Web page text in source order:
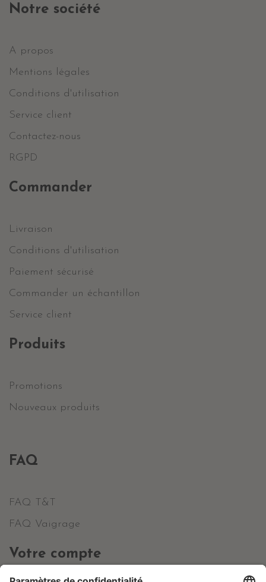
Notre société
A propos
Mentions légales
Conditions d'utilisation
Service client
Contactez-nous
RGPD
Commander
Livraison
Conditions d'utilisation
Paiement sécurisé
Commander un échantillon
Service client
Produits
Promotions
Nouveaux produits
FAQ
FAQ T&T
FAQ Vaigrage
Votre compte